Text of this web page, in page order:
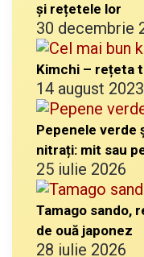
și rețetele lor
30 decembrie
Kimchi – rețeta
14 august 2023
Pepenele verde
nitrați: mit sau
25 iulie 2026
Tamago sando,
de ouă japonez
28 iulie 2026